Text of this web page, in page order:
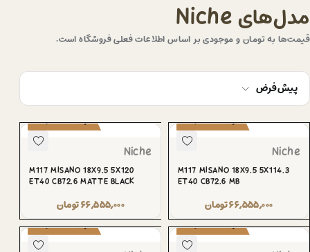
مدل‌های Niche
قیمت‌ها به تومان و موجودی بر اساس اطلاعات فعلی فروشگاه است.
پیش‌فرض
پیش‌سفارش
Niche
M117 MISANO 18X9.5 5X114.3
ET40 CB72.6 MB
۶۶,۵۵۵,۰۰۰تومان
پیش‌سفارش
Niche
M117 MISANO 18X9.5 5X120
ET40 CB72.6 MATTE BLACK
۶۶,۵۵۵,۰۰۰تومان
پیش‌سفارش
پیش‌سفارش